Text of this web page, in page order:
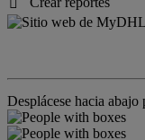
Desplácese hacia abajo